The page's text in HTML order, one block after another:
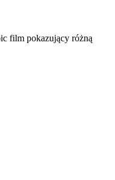
film pokazujący różną